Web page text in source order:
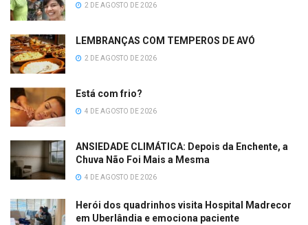
2 DE AGOSTO DE 2026
LEMBRANÇAS COM TEMPEROS DE AVÓ
2 DE AGOSTO DE 2026
Está com frio?
4 DE AGOSTO DE 2026
ANSIEDADE CLIMÁTICA: Depois da Enchente, a
Chuva Não Foi Mais a Mesma
4 DE AGOSTO DE 2026
Herói dos quadrinhos visita Hospital Madrecor
em Uberlândia e emociona paciente